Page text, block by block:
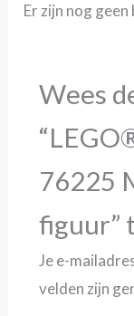
Er zijn nog
Wees
76225
figuur”
Je e-
velden zijn